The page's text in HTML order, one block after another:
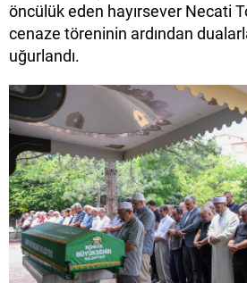
öncülük eden hayırsever Necati
cenaze töreninin ardından
uğurlandı.